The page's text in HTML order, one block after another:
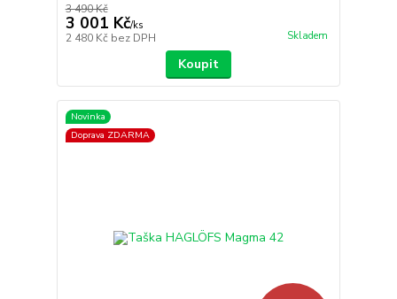
3 490 Kč
3 001 Kč/ks
2 480 Kč bez DPH Skladem
Koupit
Novinka
Doprava ZDARMA